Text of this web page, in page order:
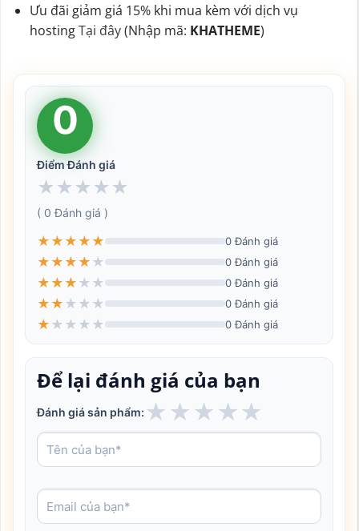
Ưu đãi giảm giá 15% khi mua kèm với dịch vụ
hostingTại đây(Nhập mã: KHATHEME)
0
Điểm Đánh giá
★ ★ ★ ★ ★
( 0 Đánh giá )
★ ★ ★ ★ ★ 0 Đánh giá
★ ★ ★ ★ ★ 0 Đánh giá
★ ★ ★ ★ ★ 0 Đánh giá
★ ★ ★ ★ ★ 0 Đánh giá
★ ★ ★ ★ ★ 0 Đánh giá
Để lại đánh giá của bạn
Đánh giá sản phẩm: ★ ★ ★ ★★